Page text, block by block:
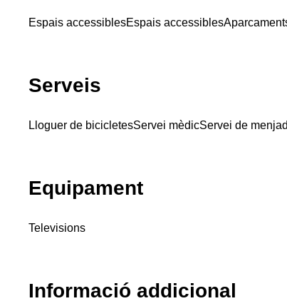
Espais accessiblesEspais accessibles
Serveis
Lloguer de bicicletesServei mèdicServei de
Equipament
Televisions
Informació addicional